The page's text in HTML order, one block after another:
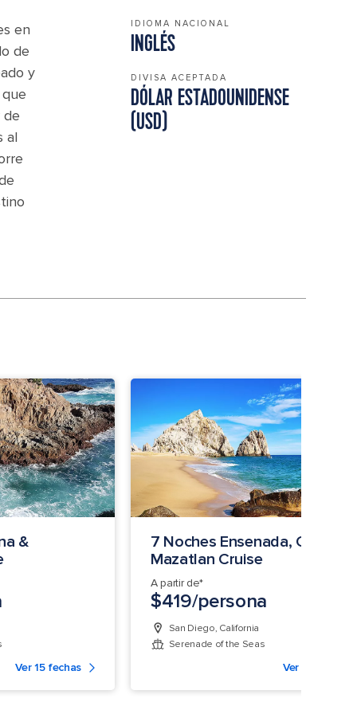
en
de
y
de
al
IDIOMA NACIONAL
INGLÉS
DIVISA ACEPTADA
DÓLAR ESTADOUNIDENSE
(USD)
&
Ver 15 fechas
7 Noches Ensenada, Cabo &
Mazatlan Cruise
A partir de*
$419/persona
San Diego, California
Serenade of the Seas
Ver 3 fechas